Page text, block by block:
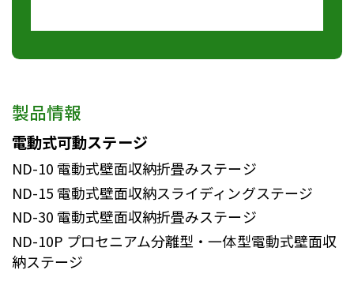
製品情報
電動式可動ステージ
ND-10 電動式壁面収納折畳みステージ
ND-15 電動式壁面収納スライディングステージ
ND-30 電動式壁面収納折畳みステージ
ND-10P プロセニアム分離型・一体型電動式壁面収
納ステージ